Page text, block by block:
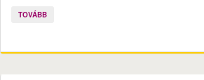
TOVÁBB